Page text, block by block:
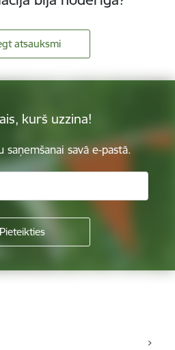
atsauksmi
kurš uzzina!
saņemšanai savā e-pastā.